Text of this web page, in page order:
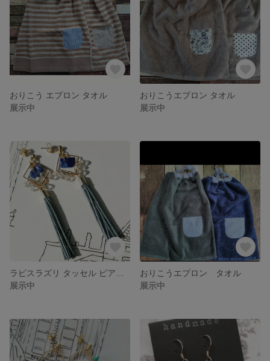
おりこう エプロン タオル
展示中
おりこうエプロン タオル
展示中
展示中
おりこうエプロン タオル
展示中